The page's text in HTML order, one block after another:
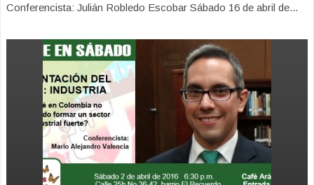
Conferencista: Julián Robledo Escobar Sábado 16 de abril de...